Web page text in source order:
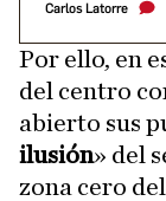
Carlos Latorre
Por ello, en
del centro
abierto sus
ilusión» del
zona cero